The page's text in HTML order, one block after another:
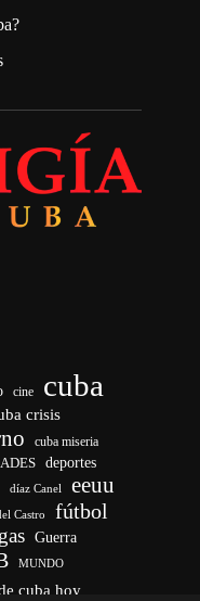
cine cuba
crisis
cuba miseria
deportes
díaz Canel eeuu
Castro fútbol
Guerra
MUNDO
cuba hoy